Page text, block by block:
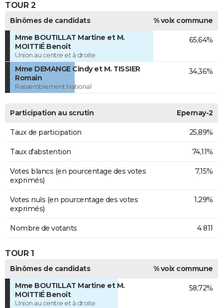
TOUR 2
Binômes de candidats
% voix commune
Mme BOUTILLAT Martine et M.
MOITTIÉ Benoît
Union au centre et à droite
65,64%
Mme DEMANGE Cindy et M. TISSIER
Romain
Rassemblement National
34,36%
Participation au scrutin Epernay-2
Taux de participation 25,89%
Taux d'abstention 74,11%
Votes blancs (en pourcentage des votes
exprimés)
7,15%
Votes nuls (en pourcentage des votes
exprimés)
1,29%
Nombre de votants 4 811
TOUR 1
Binômes de candidats
% voix commune
Mme BOUTILLAT Martine et M.
MOITTIÉ Benoît
Union au centre et à droite
58,72%